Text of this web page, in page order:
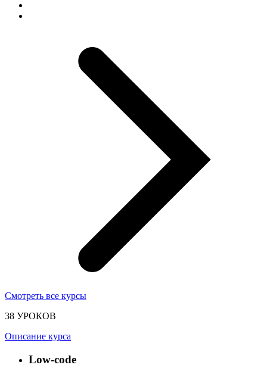
Смотреть все курсы
38 УРОКОВ
Описание курса
Low-code